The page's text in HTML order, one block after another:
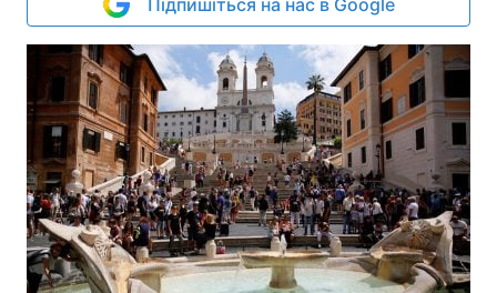
Підпишіться на нас в Google